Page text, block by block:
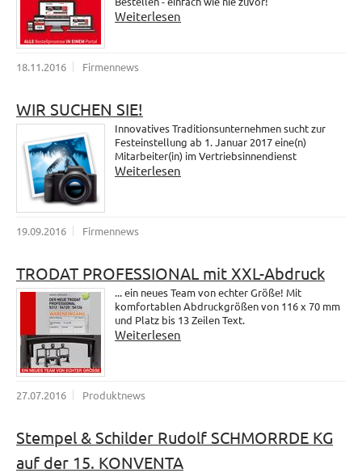
Weiterlesen
18.11.2016 Firmennews
WIR SUCHEN SIE!
Innovatives Traditionsunternehmen sucht zur
Festeinstellung ab 1. Januar 2017 eine(n)
Mitarbeiter(in) im Vertriebsinnendienst
Weiterlesen
19.09.2016 Firmennews
TRODAT PROFESSIONAL mit XXL-Abdruck
... ein neues Team von echter Größe! Mit
komfortablen Abdruckgrößen von 116 x 70 mm
und Platz bis 13 Zeilen Text.
Weiterlesen
27.07.2016 Produktnews
Stempel & Schilder Rudolf SCHMORRDE KG
auf der 15. KONVENTA